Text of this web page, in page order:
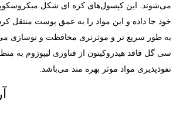
می‌شوند. این کپسول‌های کره ای شکل
خود جا داده و این مواد را به عمق پوست منتقل
به طور سریع تر و موثرتری محافظت و نوسازی
سی گل فاقد هیدروکینون از فناوری لیپوزوم به
نفوذپذیری مواد موثر بهره مند می‌باشد.